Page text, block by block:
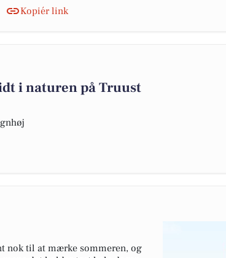
Kopiér link
i naturen på Truust
nok til at mærke sommeren, og